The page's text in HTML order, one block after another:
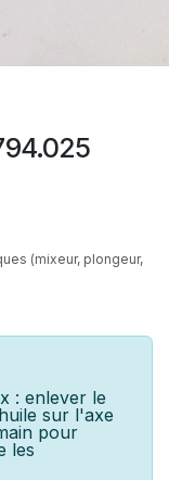
(mixeur, plongeur,
: enlever le
sur l'axe
pour
les